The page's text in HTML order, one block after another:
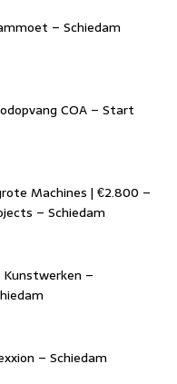
– Schiedam
COA – Start
Machines | €2.800 –
– Schiedam
Kunstwerken –
– Schiedam